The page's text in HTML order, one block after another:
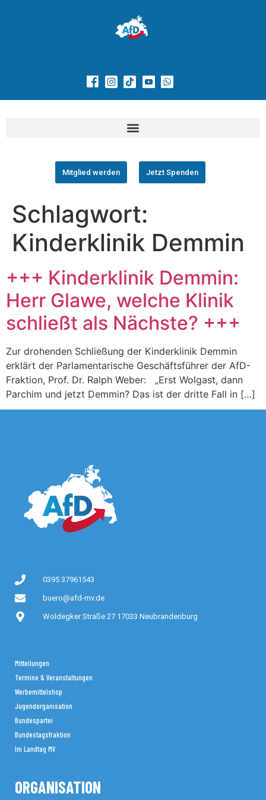
Mitglied werden Jetzt Spenden
Schlagwort:
Kinderklinik Demmin
+++ Kinderklinik Demmin:
Herr Glawe, welche Klinik
schließt als Nächste? +++
Zur drohenden Schließung der Kinderklinik Demmin
erklärt der Parlamentarische Geschäftsführer der AfD-
Fraktion, Prof. Dr. Ralph Weber: „Erst Wolgast, dann
Parchim und jetzt Demmin? Das ist der dritte Fall in […]
0395 37961543
buero@afd-mv.de
Woldegker Straße 27 17033 Neubrandenburg
Mitteilungen
Termine & Veranstaltungen
Werbemittelshop
Jugendorganisation
Bundespartei
Bundestagsfraktion
Im Landtag MV
ORGANISATION